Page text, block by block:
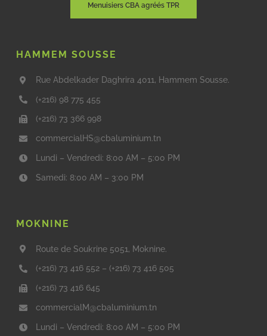
Menuisiers CBA agréés TPR
HAMMEM SOUSSE
Rue Abdelkader Daghrira 4011, Hammem Sousse.
(+216) 98 775 455
(+216) 73 366 998
commercialHS@cbaluminium.tn
Lundi – Vendredi: 8:00 AM – 5:00 PM
Samedi: 8:00 AM – 3:00 PM
MOKNINE
Route de Soukrine 5051, Moknine.
(+216) 73 416 552 – (+216) 73 416 505
(+216) 73 416 645
commercialM@cbaluminium.tn
Lundi – Vendredi: 8:00 AM – 5:00 PM